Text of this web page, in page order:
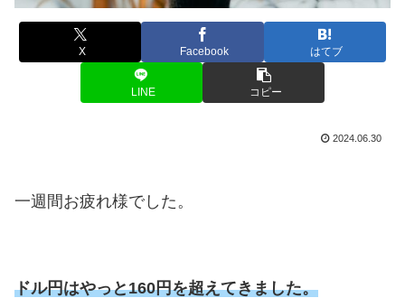
X Facebook はてブ
LINE コピー
2024.06.30
一週間お疲れ様でした。
ドル円はやっと160円を超えてきました。